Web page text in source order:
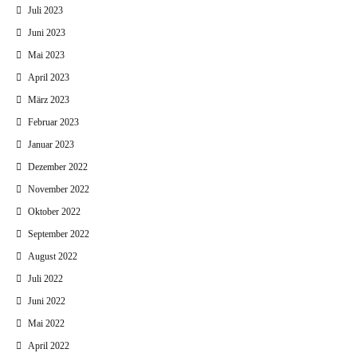
Juli 2023
Juni 2023
Mai 2023
April 2023
März 2023
Februar 2023
Januar 2023
Dezember 2022
November 2022
Oktober 2022
September 2022
August 2022
Juli 2022
Juni 2022
Mai 2022
April 2022